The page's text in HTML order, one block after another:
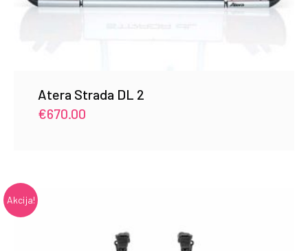
Atera Strada DL 2
€670.00
Akcija!